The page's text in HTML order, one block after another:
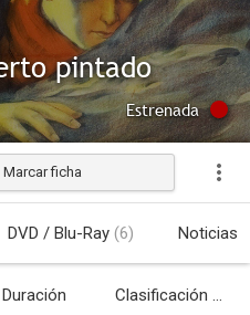
pintado
Estrenada
Marcar ficha
DVD / Blu-Ray (6) Noticias
Duración Clasificación por edades